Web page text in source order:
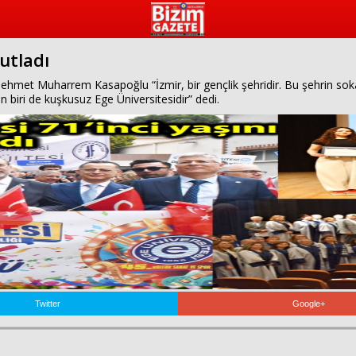
Muharrem Kasapoğlu “İzmir, bir gençlik şehridir. Bu şehrin
biri de kuşkusuz Ege Üniversitesidir” dedi.
Twitter Google+